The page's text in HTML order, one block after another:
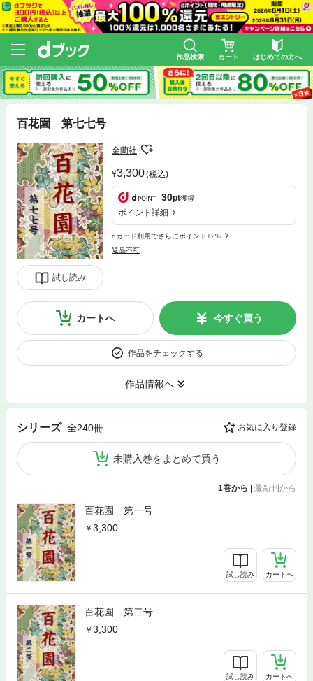
作品検索 カート はじめての方へ
百花園 第七七号
試し読み
金蘭社
3,300(税込)
30pt獲得
ポイント詳細
dカード利用でさらにポイント+2%
返品不可
カートへ 今すぐ買う
作品をチェックする
作品情報へ
シリーズ 全240冊 お気に入り登録
未購入巻をまとめて買う
1巻から | 最新刊から
百花園 第一号
3,300
試し読み カートへ
百花園 第二号
3,300
試し読み カートへ